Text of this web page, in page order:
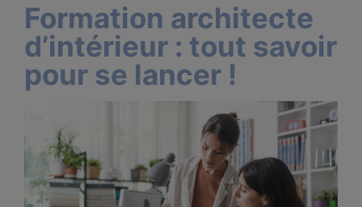
Formation architecte
d’intérieur : tout savoir
pour se lancer !